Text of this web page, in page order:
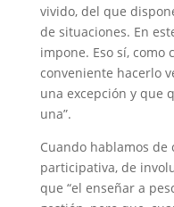
vivido, del que
de situaciones. En
impone. Eso sí, como
conveniente hacerlo
una excepción y que
una”.
Cuando hablamos de
participativa, de
que “el enseñar a